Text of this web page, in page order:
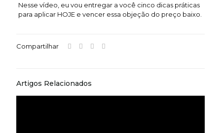
Nesse vídeo, eu vou entregar a você cinco dicas práticas
para aplicar HOJE e vencer essa objeção do preço baixo.
Compartilhar
Artigos Relacionados